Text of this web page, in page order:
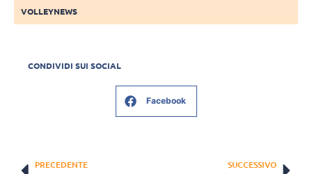
VOLLEYNEWS
CONDIVIDI SUI SOCIAL
Facebook
PRECEDENTE SUCCESSIVO